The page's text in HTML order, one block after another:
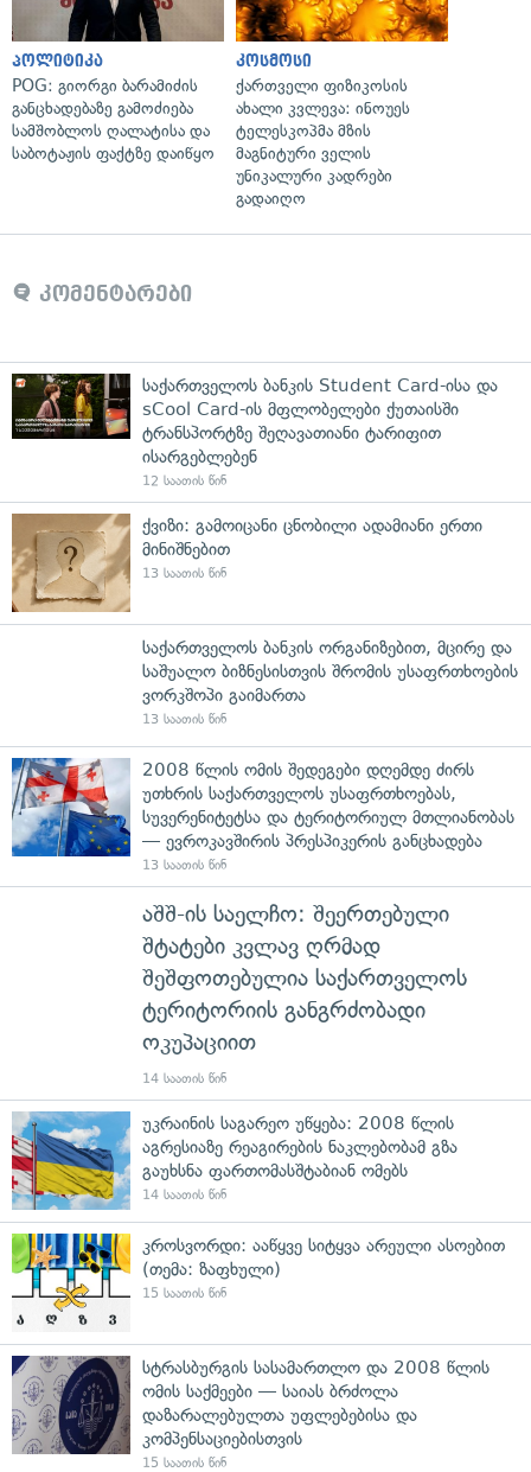
პოლიტიკა
POG: გიორგი ბარამიძის
განცხადებაზე გამოძიება
სამშობლოს ღალატისა და
საბოტაჟის ფაქტზე დაიწყო
კოსმოსი
ქართველი ფიზიკოსის
ახალი კვლევა: ინოუეს
ტელესკოპმა მზის
მაგნიტური ველის
უნიკალური კადრები
გადაიღო
კომენტარები
საქართველოს ბანკის Student Card-ისა და
sCool Card-ის მფლობელები ქუთაისში
ტრანსპორტზე შეღავათიანი ტარიფით
ისარგებლებენ
12 საათის წინ
ქვიზი: გამოიცანი ცნობილი ადამიანი ერთი
მინიშნებით
13 საათის წინ
საქართველოს ბანკის ორგანიზებით, მცირე და
საშუალო ბიზნესისთვის შრომის უსაფრთხოების
ვორკშოპი გაიმართა
13 საათის წინ
2008 წლის ომის შედეგები დღემდე ძირს
უთხრის საქართველოს უსაფრთხოებას,
სუვერენიტეტსა და ტერიტორიულ მთლიანობას
— ევროკავშირის პრესპიკერის განცხადება
13 საათის წინ
აშშ-ის საელჩო: შეერთებული
შტატები კვლავ ღრმად
შეშფოთებულია საქართველოს
ტერიტორიის განგრძობადი
ოკუპაციით
14 საათის წინ
უკრაინის საგარეო უწყება: 2008 წლის
აგრესიაზე რეაგირების ნაკლებობამ გზა
გაუხსნა ფართომასშტაბიან ომებს
14 საათის წინ
კროსვორდი: ააწყვე სიტყვა არეული ასოებით
(თემა: ზაფხული)
15 საათის წინ
სტრასბურგის სასამართლო და 2008 წლის
ომის საქმეები — საიას ბრძოლა
დაზარალებულთა უფლებებისა და
კომპენსაციებისთვის
15 საათის წინ